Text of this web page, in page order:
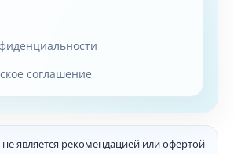
соглашение
является рекомендацией или офертой